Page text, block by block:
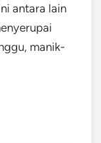
antara lain
manik-